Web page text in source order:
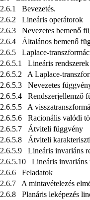
2.6.1 Bevezetés.
2.6.2 Lineáris operátorok
2.6.3 Nevezetes bemenő
2.6.4 Általános bemenő
2.6.5 Laplace-
2.6.5.1 Lineáris rendszerek
2.6.5.2 A Laplace-
2.6.5.3 Nevezetes
2.6.5.4 Rendszerjellemző
2.6.5.5 A
2.6.5.6 Racionális valódi
2.6.5.7 Átviteli függvény
2.6.5.8 Átviteli
2.6.5.9 Lineáris invariáns
2.6.5.10 Lineáris invariáns
2.6.6 Feladatok
2.6.7 A mintavételezés
2.6.8 Planáris leképezés